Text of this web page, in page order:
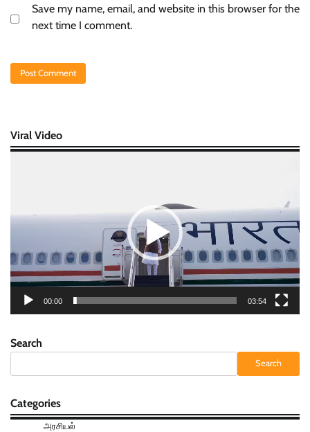
Save my name, email, and website in this browser for the
next time I comment.
Viral Video
00:00 03:54
Search
Search
Categories
அரசியல்